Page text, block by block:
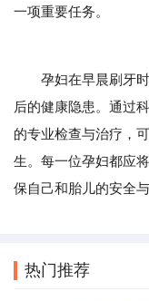
一项重要任务。
孕妇在早晨刷牙
后的健康隐患。通过
的专业检查与治疗，
生。每一位孕妇都应
保自己和胎儿的安全与
热门推荐